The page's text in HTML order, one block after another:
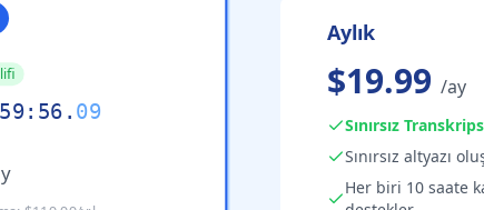
59: 55 . 69
Aylık
$19.99 /ay
Sınırsız
Sınırsız altyazı
Her biri 10 saate